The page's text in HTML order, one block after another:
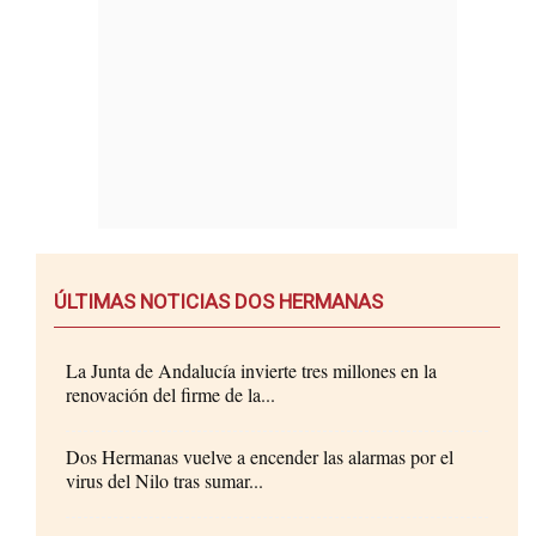
ÚLTIMAS NOTICIAS DOS HERMANAS
La Junta de Andalucía invierte tres millones en la
renovación del firme de la...
Dos Hermanas vuelve a encender las alarmas por el
virus del Nilo tras sumar...